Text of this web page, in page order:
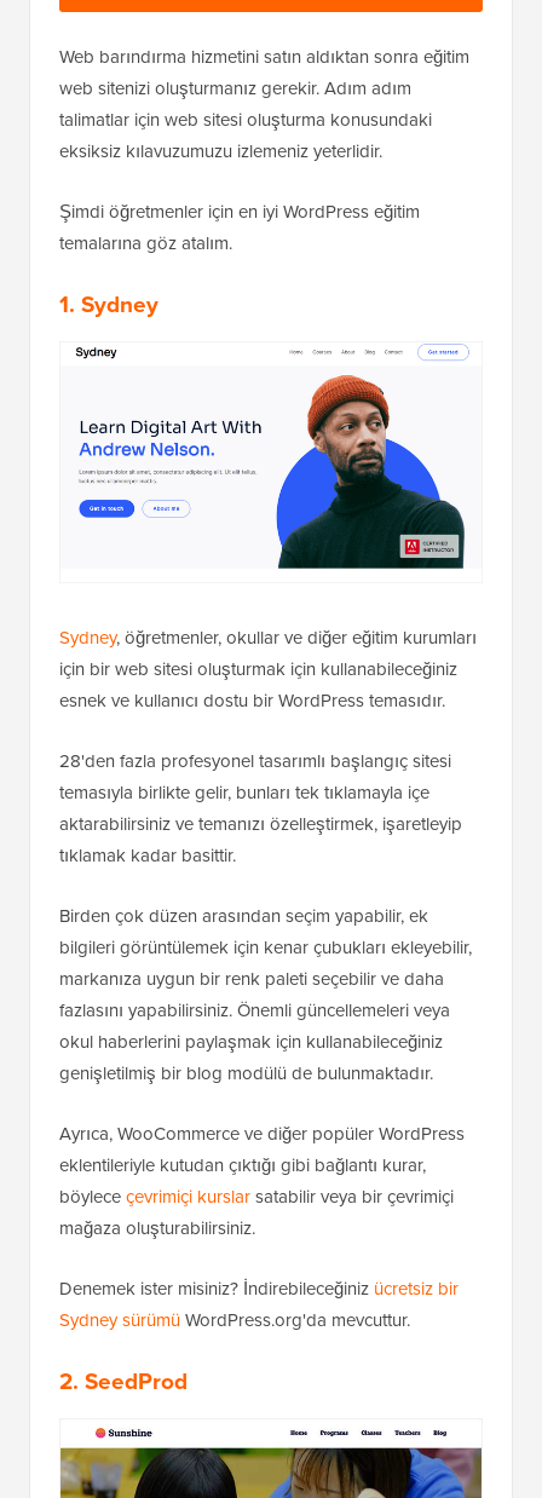
Web barındırma hizmetini satın aldıktan sonra eğitim
web sitenizi oluşturmanız gerekir. Adım adım
talimatlar için web sitesi oluşturma konusundaki
eksiksiz kılavuzumuzu izlemeniz yeterlidir.
Şimdi öğretmenler için en iyi WordPress eğitim
temalarına göz atalım.
1. Sydney
Sydney, öğretmenler, okullar ve diğer eğitim kurumları
için bir web sitesi oluşturmak için kullanabileceğiniz
esnek ve kullanıcı dostu bir WordPress temasıdır.
28'den fazla profesyonel tasarımlı başlangıç sitesi
temasıyla birlikte gelir, bunları tek tıklamayla içe
aktarabilirsiniz ve temanızı özelleştirmek, işaretleyip
tıklamak kadar basittir.
Birden çok düzen arasından seçim yapabilir, ek
bilgileri görüntülemek için kenar çubukları ekleyebilir,
markanıza uygun bir renk paleti seçebilir ve daha
fazlasını yapabilirsiniz. Önemli güncellemeleri veya
okul haberlerini paylaşmak için kullanabileceğiniz
genişletilmiş bir blog modülü de bulunmaktadır.
Ayrıca, WooCommerce ve diğer popüler WordPress
eklentileriyle kutudan çıktığı gibi bağlantı kurar,
böyleceçevrimiçi kurslarsatabilir veya bir çevrimiçi
mağaza oluşturabilirsiniz.
Denemek ister misiniz? İndirebileceğiniz ücretsiz bir
Sydney sürümüWordPress.org'da mevcuttur.
2. SeedProd